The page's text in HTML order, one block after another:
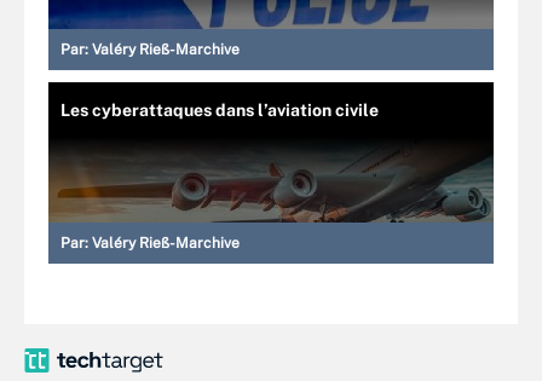
Par: Valéry Rieß-Marchive
Les cyberattaques dans l’aviation civile
Par: Valéry Rieß-Marchive